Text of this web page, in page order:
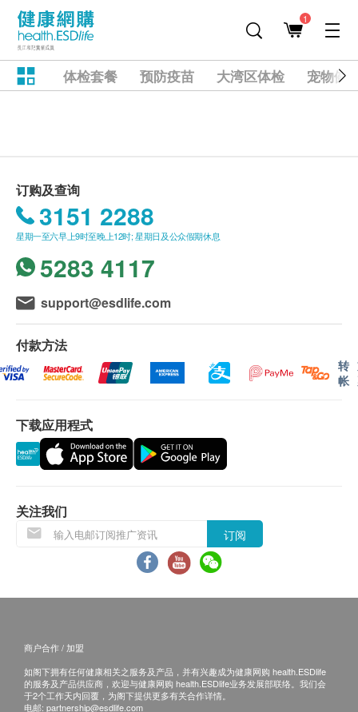
1
体检套餐 预防疫苗 大湾区体检 宠物健
订购及查询
3151 2288
星期一至六早上9时至晚上12时; 星期日及公众假期休息
5283 4117
support@esdlife.com
付款方法
转
帐
下载应用程式
关注我们
订阅
商户合作 / 加盟
如阁下拥有任何健康相关之服务及产品，并有兴趣成为健康网购 health.ESDlife
的服务及产品供应商，欢迎与健康网购 health.ESDlife业务发展部联络。我们会
于2个工作天内回覆，为阁下提供更多有关合作详情。
电邮: partnership@esdlife.com